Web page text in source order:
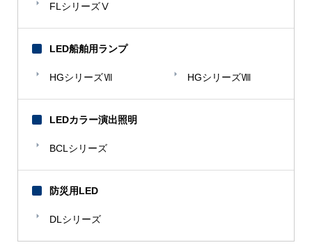
FLシリーズⅤ
LED船舶用ランプ
HGシリーズⅦ HGシリーズⅧ
LEDカラー演出照明
BCLシリーズ
防災用LED
DLシリーズ